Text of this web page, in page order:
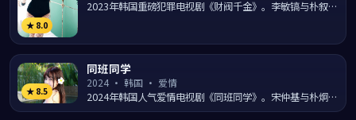
★ 8.0
2023年韩国重磅犯罪电视剧《财阀千金》。李敏镐与朴叙俊
★ 8.5
同班同学
2024· 韩国 · 爱情
2024年韩国人气爱情电视剧《同班同学》。宋仲基与朴炯植
领衔主演，由朴俊和执导，在光化门广场的浪漫光影中讲述